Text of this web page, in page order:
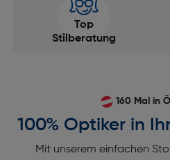
Top
Stilberatung
160 Mal in
100% Optiker in
Mit unserem einfachen